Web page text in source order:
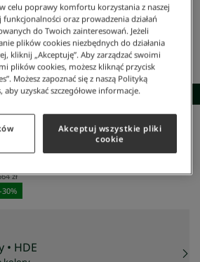
STYLIZACJĘ
/ Kontrastowa Bluza Z Kapturem Z Krokodylem
kapturem z krokodylem
zł
-30%
• HDE
celu poprawy komfortu korzystania z naszej
oraz prowadzenia działań
do Twoich zainteresowań. Jeżeli
plików cookies niezbędnych do działania
kliknij „Akceptuję”. Aby zarządzać swoimi
plików cookies, możesz kliknąć przycisk
Możesz zapoznać się z naszą Polityką
uzyskać szczegółowe informacje.
Akceptuj wszystkie pliki
cookie